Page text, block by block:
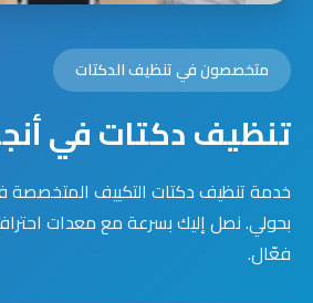
متخصصون في تنظيف الدكتات
تنظيف دكتات في
خدمة تنظيف دكتات التكييف المتخصصة
بحولي. نصل إليك بسرعة مع معدات
فعّال.